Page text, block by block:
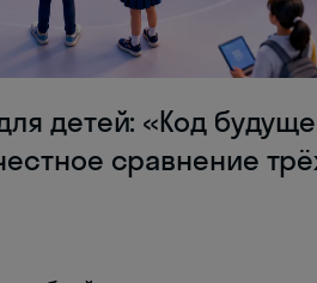
детей: «Код
сравнение